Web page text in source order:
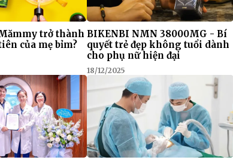
trở thành
của mẹ bỉm?
BIKENBI NMN 38000MG - Bí
quyết trẻ đẹp không tuổi dành
cho phụ nữ hiện đại
18/12/2025